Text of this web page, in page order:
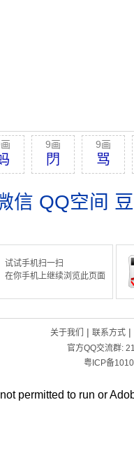
9画
閁
9画
骂
信 QQ空间
试试手机扫一扫
在你手机上继续浏览此页面
关于我们 | 联系方式|
官方QQ交流群:
粤ICP备
permitted to run or